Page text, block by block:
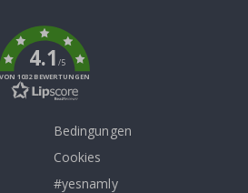
4.1/5
VON 1032 BEWERTUNGEN
Bedingungen
Cookies
#yesnamly